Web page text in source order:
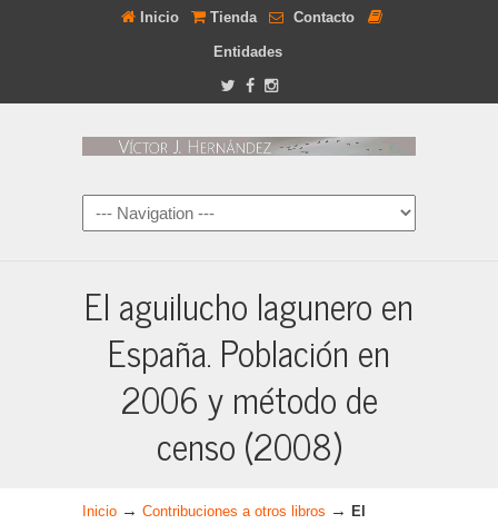
Inicio Tienda Contacto
Entidades
El aguilucho lagunero en
España. Población en
2006 y método de
censo (2008)
Inicio → Contribuciones a otros libros →
El